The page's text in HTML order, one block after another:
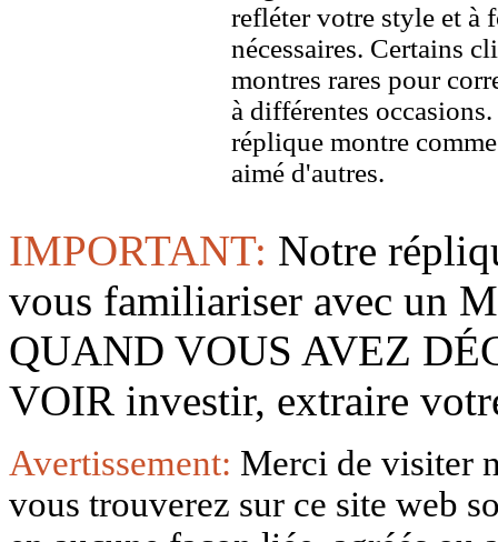
refléter votre style et à
nécessaires. Certains
montres rares pour
à différentes
réplique montre
aimé d'autres.
IMPORTANT: Notre
vous familiariser avec un
QUAND VOUS AVEZ
VOIR investir, extraire
Avertissement: Merci de visiter
vous trouverez sur ce site web